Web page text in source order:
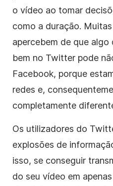
o vídeo ao tomar
como a duração.
apercebem de que
bem no Twitter pode
Facebook, porque
redes e,
completamente
Os utilizadores do
explosões de
isso, se conseguir
do seu vídeo em